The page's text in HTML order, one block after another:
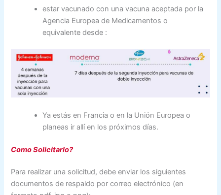
estar vacunado con una vacuna aceptada por la
Agencia Europea de Medicamentos o
equivalente desde :
Ya estás en Francia o en la Unión Europea o
planeas ir allí en los próximos días.
Como Solicitarlo?
Para realizar una solicitud, debe enviar los siguientes
documentos de respaldo por correo electrónico (en